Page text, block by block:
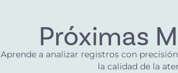
Próximas
Aprende a analizar registros con
la calidad de la